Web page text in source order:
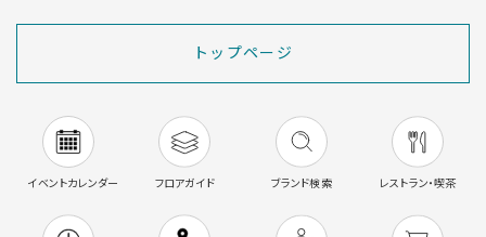
トップページ
イベントカレンダー フロアガイド ブランド検索 レストラン・喫茶